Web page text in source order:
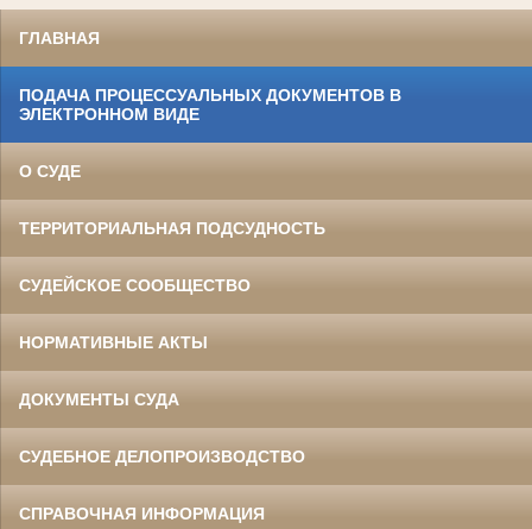
ГЛАВНАЯ
ПОДАЧА ПРОЦЕССУАЛЬНЫХ ДОКУМЕНТОВ В
ЭЛЕКТРОННОМ ВИДЕ
О СУДЕ
ТЕРРИТОРИАЛЬНАЯ ПОДСУДНОСТЬ
СУДЕЙСКОЕ СООБЩЕСТВО
НОРМАТИВНЫЕ АКТЫ
ДОКУМЕНТЫ СУДА
СУДЕБНОЕ ДЕЛОПРОИЗВОДСТВО
СПРАВОЧНАЯ ИНФОРМАЦИЯ